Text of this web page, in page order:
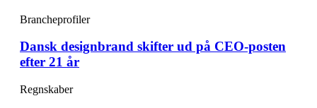
Brancheprofiler
Dansk designbrand skifter ud på CEO-posten
efter 21 år
Regnskaber